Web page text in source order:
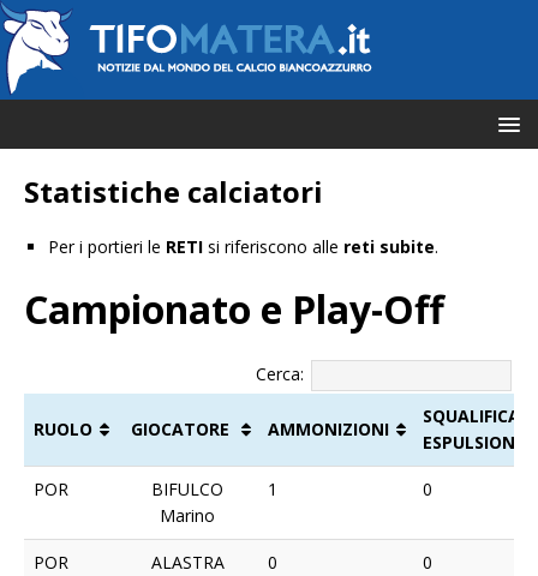
Statistiche calciatori
Per i portieri le RETI si riferiscono alle reti subite.
Campionato e Play-Off
Cerca:
RUOLO GIOCATORE AMMONIZIONI
SQUALIFICA
ESPULSIONI
RUOLO
GIOCATORE AMMONIZIONI
SQUALIFICA
POR
BIFULCO
Marino
1 0
POR
ALASTRA
0 0